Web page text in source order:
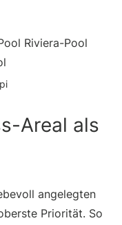
Areal als
angelegten
Priorität. So